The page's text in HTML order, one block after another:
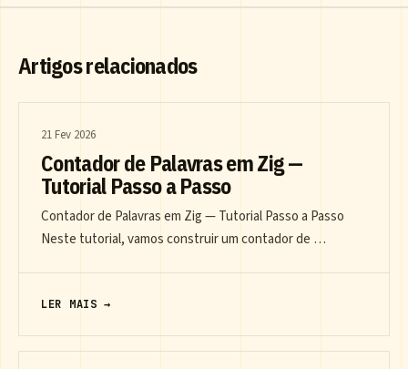
Artigos relacionados
21 Fev 2026
Contador de Palavras em Zig —
Tutorial Passo a Passo
Contador de Palavras em Zig — Tutorial Passo a Passo
Neste tutorial, vamos construir um contador de …
LER MAIS →